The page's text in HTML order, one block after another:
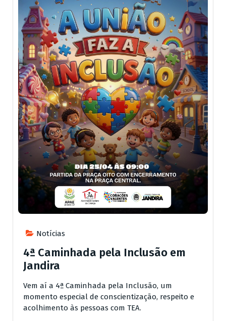
Notícias
4ª Caminhada pela Inclusão em
Jandira
Vem aí a 4ª Caminhada pela Inclusão, um
momento especial de conscientização, respeito e
acolhimento às pessoas com TEA.